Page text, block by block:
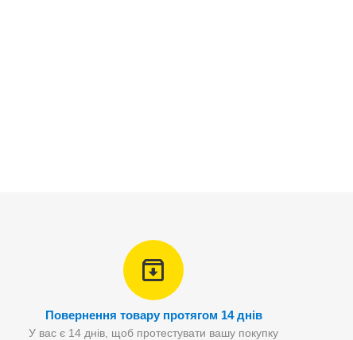
Повернення товару протягом 14 днів
У вас є 14 днів, щоб протестувати вашу покупку